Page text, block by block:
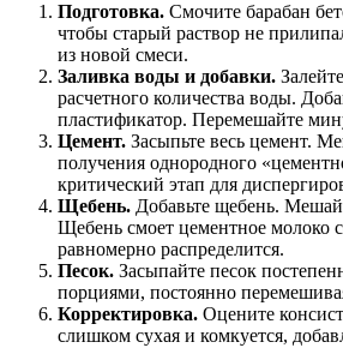
Подготовка. Смочите барабан
чтобы старый раствор не
из новой смеси.
Заливка воды и добавки.
расчетного количества воды.
пластификатор. Перемешайте
Цемент. Засыпьте весь цемент.
получения однородного
критический этап для
Щебень. Добавьте щебень.
Щебень смоет цементное молоко
равномерно распределится.
Песок. Засыпайте песок
порциями, постоянно
Корректировка. Оцените
слишком сухая и комкуется,